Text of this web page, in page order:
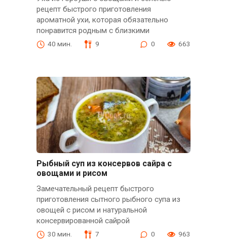
рецепт быстрого приготовления
ароматной ухи, которая обязательно
понравится родным с близкими
40 мин. 9 0 663
Рыбный суп из консервов сайра с
овощами и рисом
Замечательный рецепт быстрого
приготовления сытного рыбного супа из
овощей с рисом и натуральной
консервированной сайрой
30 мин. 7 0 963